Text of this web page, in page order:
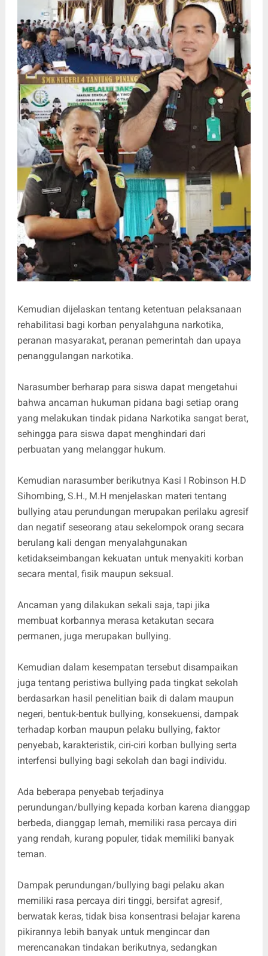
Kemudian dijelaskan tentang ketentuan pelaksanaan
rehabilitasi bagi korban penyalahguna narkotika,
peranan masyarakat, peranan pemerintah dan upaya
penanggulangan narkotika.
Narasumber berharap para siswa dapat mengetahui
bahwa ancaman hukuman pidana bagi setiap orang
yang melakukan tindak pidana Narkotika sangat berat,
sehingga para siswa dapat menghindari dari
perbuatan yang melanggar hukum.
Kemudian narasumber berikutnya Kasi I Robinson H.D
Sihombing, S.H., M.H menjelaskan materi tentang
bullying atau perundungan merupakan perilaku agresif
dan negatif seseorang atau sekelompok orang secara
berulang kali dengan menyalahgunakan
ketidakseimbangan kekuatan untuk menyakiti korban
secara mental, fisik maupun seksual.
Ancaman yang dilakukan sekali saja, tapi jika
membuat korbannya merasa ketakutan secara
permanen, juga merupakan bullying.
Kemudian dalam kesempatan tersebut disampaikan
juga tentang peristiwa bullying pada tingkat sekolah
berdasarkan hasil penelitian baik di dalam maupun
negeri, bentuk-bentuk bullying, konsekuensi, dampak
terhadap korban maupun pelaku bullying, faktor
penyebab, karakteristik, ciri-ciri korban bullying serta
interfensi bullying bagi sekolah dan bagi individu.
Ada beberapa penyebab terjadinya
perundungan/bullying kepada korban karena dianggap
berbeda, dianggap lemah, memiliki rasa percaya diri
yang rendah, kurang populer, tidak memiliki banyak
teman.
Dampak perundungan/bullying bagi pelaku akan
memiliki rasa percaya diri tinggi, bersifat agresif,
berwatak keras, tidak bisa konsentrasi belajar karena
pikirannya lebih banyak untuk mengincar dan
merencanakan tindakan berikutnya, sedangkan